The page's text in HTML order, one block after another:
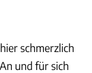
schmerzlich
und für sich